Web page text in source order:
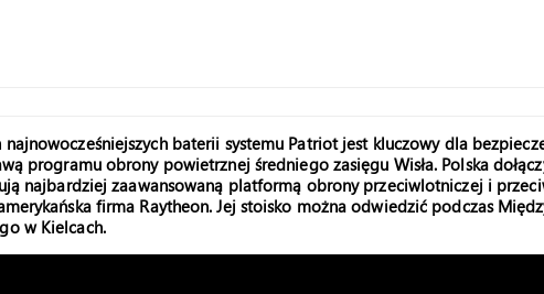
baterii systemu Patriot jest kluczowy dla
programu obrony powietrznej średniego zasięgu Wisła. Polska
najbardziej zaawansowaną platformą obrony przeciwlotniczej i
firma Raytheon. Jej stoisko można odwiedzić podczas
w Kielcach.